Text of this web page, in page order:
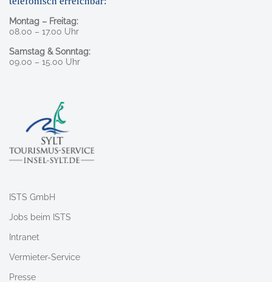
Montag – Freitag:
08.00 – 17.00 Uhr
Samstag & Sonntag:
09.00 – 15.00 Uhr
ISTS GmbH
Jobs beim ISTS
Intranet
Vermieter-Service
Presse